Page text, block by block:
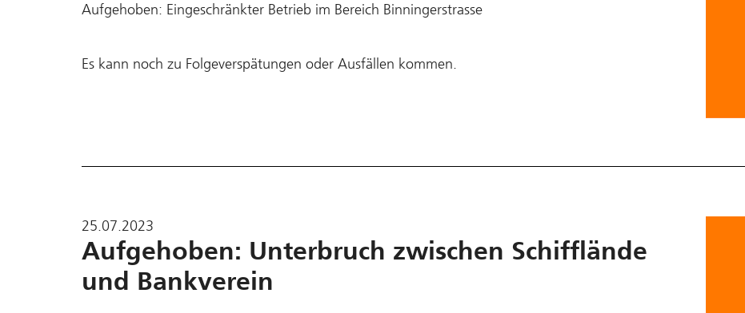
Aufgehoben: Eingeschränkter Betrieb im Bereich Binningerstrasse
Es kann noch zu Folgeverspätungen oder Ausfällen kommen.
25.07.2023
Aufgehoben: Unterbruch zwischen Schifflände
und Bankverein